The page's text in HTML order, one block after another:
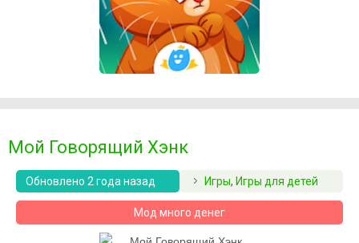
Мой Говорящий Хэнк
Обновлено 2 года назад Игры, Игры для детей
Мод много денег